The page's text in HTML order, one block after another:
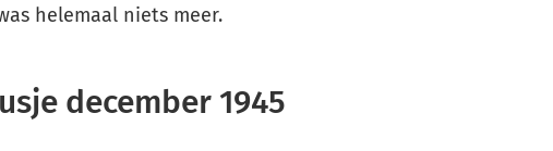
helemaal niets meer.
december 1945